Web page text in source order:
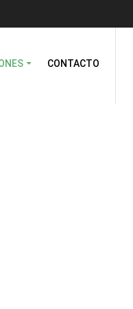
CONTACTO